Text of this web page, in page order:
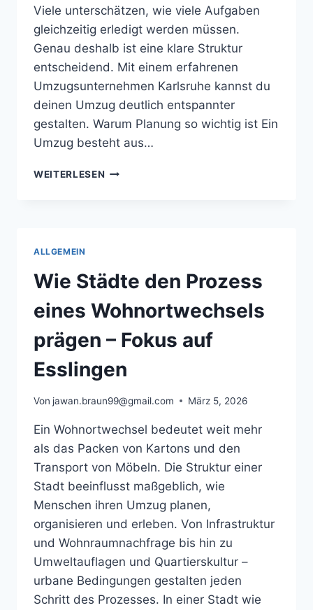
Viele unterschätzen, wie viele Aufgaben
gleichzeitig erledigt werden müssen.
Genau deshalb ist eine klare Struktur
entscheidend. Mit einem erfahrenen
Umzugsunternehmen Karlsruhe kannst du
deinen Umzug deutlich entspannter
gestalten. Warum Planung so wichtig ist Ein
Umzug besteht aus…
WEITERLESEN UMZUG
ALLGEMEIN
Wie Städte den Prozess
eines Wohnortwechsels
prägen – Fokus auf
Esslingen
Von jawan.braun99@gmail.com März 5, 2026
Ein Wohnortwechsel bedeutet weit mehr
als das Packen von Kartons und den
Transport von Möbeln. Die Struktur einer
Stadt beeinflusst maßgeblich, wie
Menschen ihren Umzug planen,
organisieren und erleben. Von Infrastruktur
und Wohnraumnachfrage bis hin zu
Umweltauflagen und Quartierskultur –
urbane Bedingungen gestalten jeden
Schritt des Prozesses. In einer Stadt wie